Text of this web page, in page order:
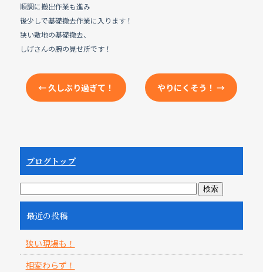
順調に搬出作業も進み
後少しで基礎撤去作業に入ります！
狭い敷地の基礎撤去、
しげさんの腕の見せ所です！
←久しぶり過ぎて！ やりにくそう！→
ブログトップ
最近の投稿
狭い現場も！
相変わらず！